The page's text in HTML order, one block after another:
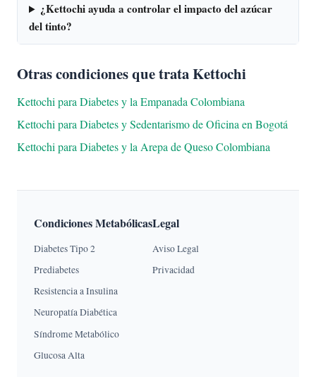
¿Kettochi ayuda a controlar el impacto del azúcar
del tinto?
Otras condiciones que trata Kettochi
Kettochi para Diabetes y la Empanada Colombiana
Kettochi para Diabetes y Sedentarismo de Oficina en Bogotá
Kettochi para Diabetes y la Arepa de Queso Colombiana
Condiciones Metabólicas
Diabetes Tipo 2
Prediabetes
Resistencia a Insulina
Neuropatía Diabética
Síndrome Metabólico
Glucosa Alta
Legal
Aviso Legal
Privacidad